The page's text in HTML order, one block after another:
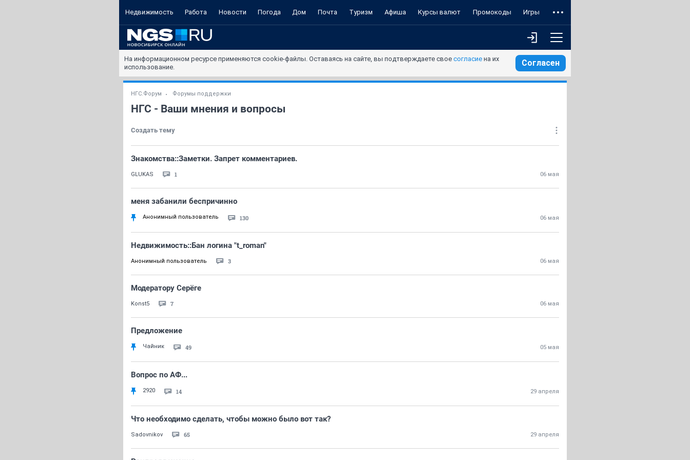
Недвижимость Работа Новости Погода Дом Почта Туризм Афиша Курсы валют Промокоды Игры
На информационном ресурсе применяются cookie-файлы. Оставаясь на сайте, вы подтверждаете свое согласие на их
использование.
Согласен
НГС.Форум Форумы поддержки
НГС - Ваши мнения и вопросы
Создать тему
Знакомства::Заметки. Запрет комментариев.
GLUKAS 1 06 мая
меня забанили беспричинно
Анонимный пользователь 130 06 мая
Недвижимость::Бан логина "t_roman"
Анонимный пользователь 3 06 мая
Модератору Серёге
Konst5 7 06 мая
Предложение
Чайник 49 05 мая
Вопрос по АФ...
2920 14 29 апреля
Что необходимо сделать, чтобы можно было вот так?
Sadovnikov 65 29 апреля